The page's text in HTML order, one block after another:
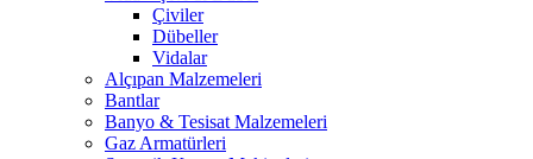
Çiviler
Dübeller
Vidalar
Alçıpan Malzemeleri
Bantlar
Banyo & Tesisat Malzemeleri
Gaz Armatürleri